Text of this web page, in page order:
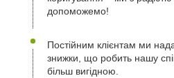
допоможемо!
Постійним клієнтам ми
знижки, що робить нашу
більш вигідною.